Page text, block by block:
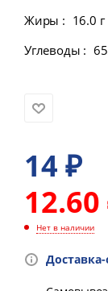
Жиры : 16.0 г
Углеводы :
14 ₽
12.60
Нет в наличии